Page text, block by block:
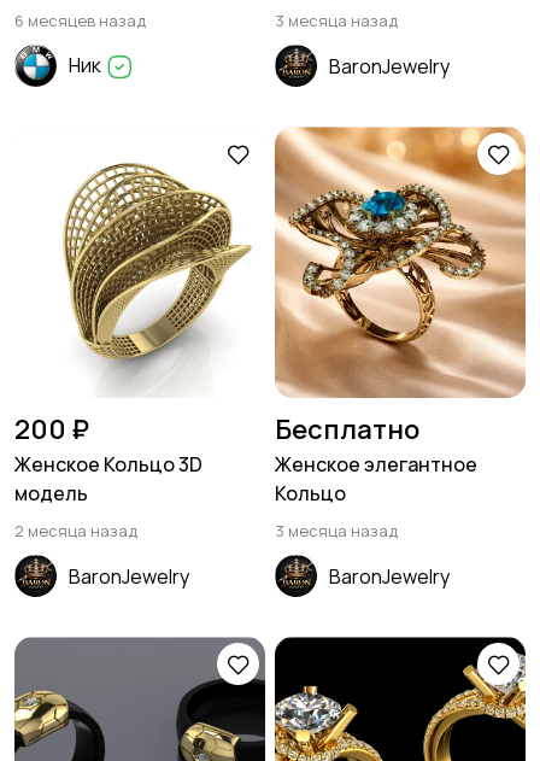
6 месяцев назад
Ник
3 месяца назад
BaronJewelry
200 ₽
Женское Кольцо 3D
модель
2 месяца назад
BaronJewelry
Бесплатно
Женское элегантное
Кольцо
3 месяца назад
BaronJewelry